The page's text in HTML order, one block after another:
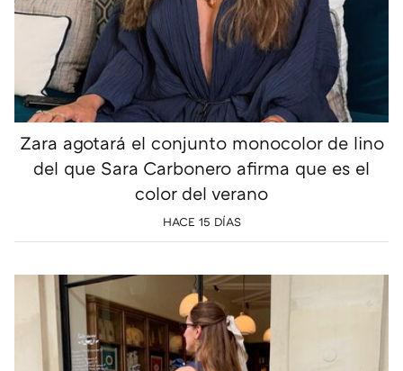
Zara agotará el conjunto monocolor de lino
del que Sara Carbonero afirma que es el
color del verano
HACE 15 DÍAS